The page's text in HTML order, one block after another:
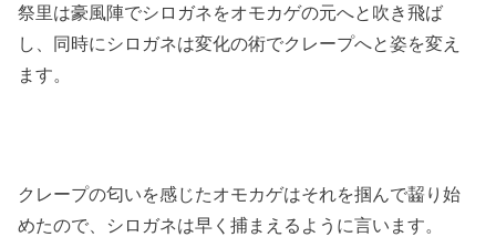
祭里は豪風陣でシロガネをオモカゲの元へと吹き飛ば
し、同時にシロガネは変化の術でクレープへと姿を変え
ます。
クレープの匂いを感じたオモカゲはそれを掴んで齧り始
めたので、シロガネは早く捕まえるように言います。